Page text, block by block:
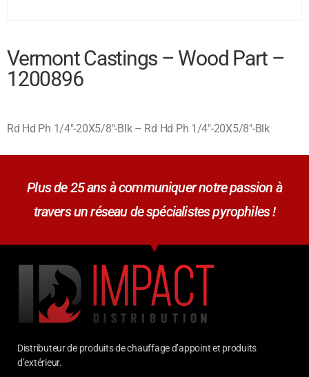
Vermont Castings – Wood Part –
1200896
Rd Hd Ph 1/4″-20X5/8″-Blk – Rd Hd Ph 1/4″-20X5/8″-Blk
Plus de 25 ans à communiquer notre passion à
travers un réseau de spécialistes pyrophiles !
Distributeur de produits de chauffage d’appoint et produits
d’extérieur.